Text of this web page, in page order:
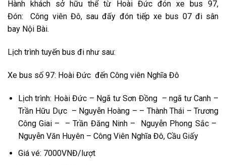
Hành khách sở hữu thể từ Hoài Đức đón xe bus 97,
Đón: Công viên Đô, sauđấy đón tiếpxe bus 07 đi sân
bay Nội Bài.
Lịch trình tuyến bus đi như sau:
Xe bus số 97: Hoài Đức đến Công viên Nghĩa Đô
Lịch trình: Hoài Đức – Ngã tư Sơn Đồng – ngã tư Canh –
Trần Hữu Dực – Nguyễn Hoàng – – Thành Thái – Trương
Công Giai – – Trần Đăng Ninh – Nguyễn Phong Sắc –
Nguyễn Văn Huyên – Công Viên Nghĩa Đô, Cầu Giấy
Giá vé: 7000VNĐ/lượt